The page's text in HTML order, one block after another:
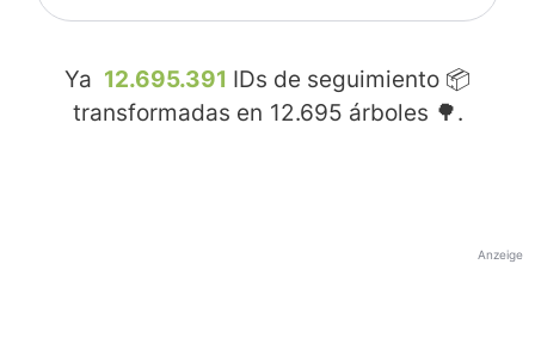
Ya 12.695.391 IDs de seguimiento 📦
transformadas en 12.695 árboles 🌳.
Anzeige